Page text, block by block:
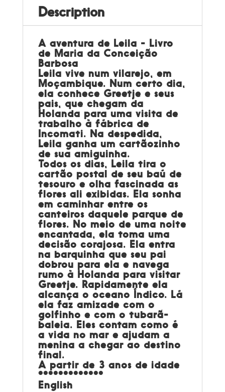
Description
A aventura de Leila - Livro
de Maria da Conceição
Barbosa
Leila vive num vilarejo, em
Moçambique. Num certo dia,
ela conhece Greetje e seus
pais, que chegam da
Holanda para uma visita de
trabalho à fábrica de
Incomati. Na despedida,
Leila ganha um cartãozinho
de sua amiguinha.
Todos os dias, Leila tira o
cartão postal de seu baú de
tesouro e olha fascinada as
flores ali exibidas. Ela sonha
em caminhar entre os
canteiros daquele parque de
flores. No meio de uma noite
encantada, ela toma uma
decisão corajosa. Ela entra
na barquinha que seu pai
dobrou para ela e navega
rumo à Holanda para visitar
Greetje. Rapidamente ela
alcança o oceano Índico. Lá
ela faz amizade com o
golfinho e com o tubarã-
baleia. Eles contam como é
a vida no mar e ajudam a
menina a chegar ao destino
final.
A partir de 3 anos de idade
*************
English